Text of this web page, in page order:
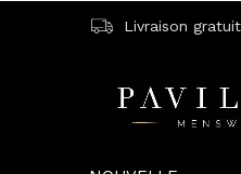
Livraison